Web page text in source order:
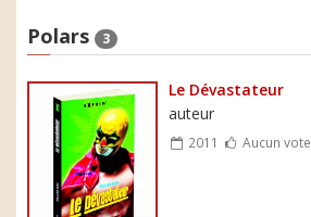
Polars 3
Le Dévastateur
auteur
2011 Aucun vote